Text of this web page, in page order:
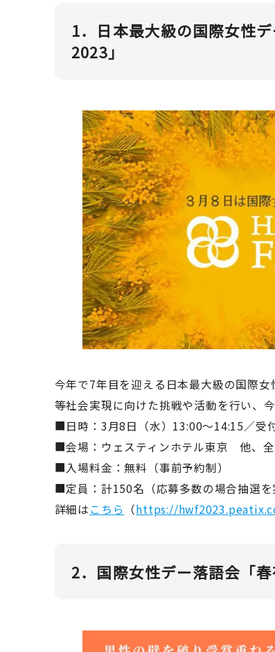
1．日本最大級の国際女性
2023」
今年で7年目を迎える日本最大級の国際
等社会実現に向けた挑戦や活動を行い、
■日時：3月8日（水）13:00〜14:15／受
■会場：ウェスティンホテル東京 他、
■入場料金：無料（事前予約制）
■定員：計150名（応募多数の場合抽選を
詳細はこちら （https://
2．国際女性デー落語会「